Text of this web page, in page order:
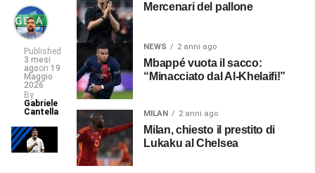
Published
3 mesi
agoon 19
Maggio
2026
By
Gabriele
Cantella
Mercenari del pallone
NEWS 2 anni ago
Mbappé vuota il sacco:
“Minacciato dal Al-Khelaifi!”
MILAN 2 anni ago
Milan, chiesto il prestito di
Lukaku al Chelsea